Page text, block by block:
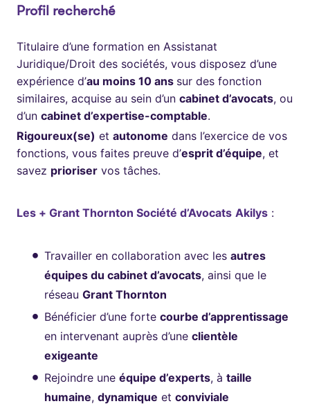
Profil recherché
Titulaire d’une formation en Assistanat
Juridique/Droit des sociétés, vous disposez d’une
expérience d’au moins 10 ans sur des fonction
similaires, acquise au sein d’un cabinet d’avocats, ou
d’un cabinet d’expertise-comptable.
Rigoureux(se) et autonome dans l’exercice de vos
fonctions, vous faites preuve d’esprit d’équipe, et
savez prioriser vos tâches.
Les + Grant Thornton Société d’Avocats Akilys :
Travailler en collaboration avec les autres
équipes du cabinet d’avocats, ainsi que le
réseau Grant Thornton
Bénéficier d’une forte courbe d’apprentissage
en intervenant auprès d’une clientèle
exigeante
Rejoindre une équipe d’experts, à taille
humaine, dynamique et conviviale